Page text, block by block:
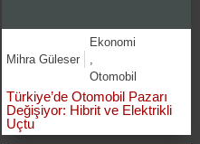
Mihra Güleser
Ekonomi
Otomobil
Türkiye’de Otomobil Pazarı
Değişiyor: Hibrit ve Elektrikli
Uçtu